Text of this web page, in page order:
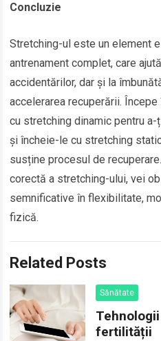
Concluzie
Stretching-ul este un element
antrenament complet, care
accidentărilor, dar și la
accelerarea recuperării.
cu stretching dinamic pentru
și încheie-le cu stretching
susține procesul de
corectă a stretching-ului, vei
semnificative în flexibilitate,
fizică.
Related Posts
Sănătate
fertilității